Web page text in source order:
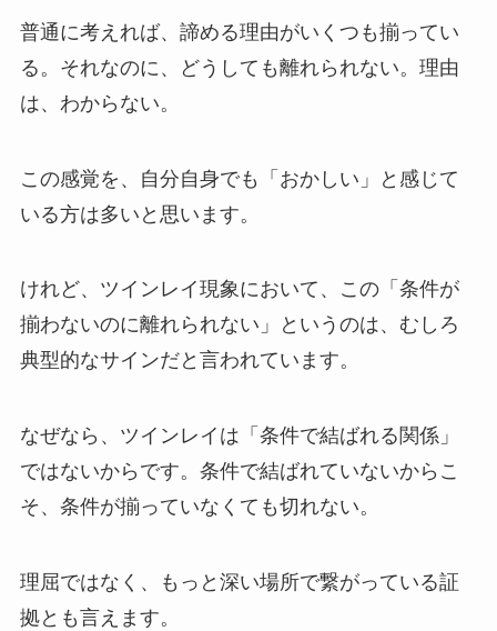
普通に考えれば、諦める理由がいくつも揃ってい
る。それなのに、どうしても離れられない。理由
は、わからない。
この感覚を、自分自身でも「おかしい」と感じて
いる方は多いと思います。
けれど、ツインレイ現象において、この「条件が
揃わないのに離れられない」というのは、むしろ
典型的なサインだと言われています。
なぜなら、ツインレイは「条件で結ばれる関係」
ではないからです。条件で結ばれていないからこ
そ、条件が揃っていなくても切れない。
理屈ではなく、もっと深い場所で繋がっている証
拠とも言えます。